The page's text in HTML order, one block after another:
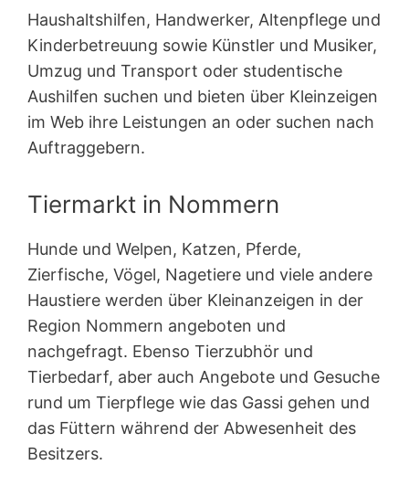
Haushaltshilfen, Handwerker, Altenpflege und
Kinderbetreuung sowie Künstler und Musiker,
Umzug und Transport oder studentische
Aushilfen suchen und bieten über Kleinzeigen
im Web ihre Leistungen an oder suchen nach
Auftraggebern.
Tiermarkt in Nommern
Hunde und Welpen, Katzen, Pferde,
Zierfische, Vögel, Nagetiere und viele andere
Haustiere werden über Kleinanzeigen in der
Region Nommern angeboten und
nachgefragt. Ebenso Tierzubhör und
Tierbedarf, aber auch Angebote und Gesuche
rund um Tierpflege wie das Gassi gehen und
das Füttern während der Abwesenheit des
Besitzers.